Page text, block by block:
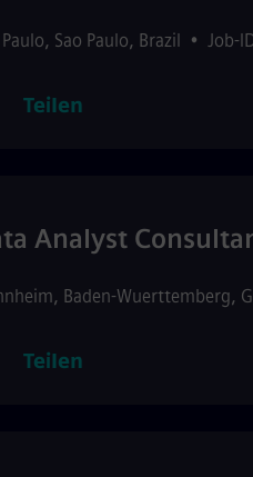
, Sao Paulo, Brazil • Job-
Teilen
Analyst
, Baden-Wuerttemberg,
Teilen